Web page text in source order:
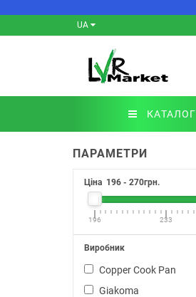
UA
КАТАЛОГ
ПАРАМЕТРИ
Ціна 196 - 270грн.
196 233
Виробник
Copper Cook Pan
Giakoma